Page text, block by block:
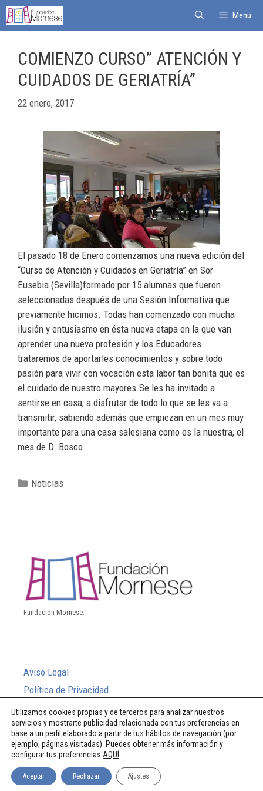
Menú
COMIENZO CURSO” ATENCIÓN Y
CUIDADOS DE GERIATRÍA”
22 enero, 2017
El pasado 18 de Enero comenzamos una nueva edición del
“Curso de Atención y Cuidados en Geriatría” en Sor
Eusebia (Sevilla)formado por 15 alumnas que fueron
seleccionadas después de una Sesión Informativa que
previamente hicimos. Todas han comenzado con mucha
ilusión y entusiasmo en ésta nueva etapa en la que van
aprender una nueva profesión y los Educadores
trataremos de aportarles conocimientos y sobre todo
pasión para vivir con vocación esta labor tan bonita que es
el cuidado de nuestro mayores.Se les ha invitado a
sentirse en casa, a disfrutar de todo lo que se les va a
transmitir, sabiendo además que empiezan en un mes muy
importante para una casa salesiana como es la nuestra, el
mes de D. Bosco.
Noticias
Fundacion Mornese.
Aviso Legal
Política de Privacidad
Política de Cookies
Sistema Interno de Información
© 2026 Fundación Mornese
Utilizamos cookies propias y de terceros para analizar nuestros
servicios y mostrarte publicidad relacionada con tus preferencias en
base a un perfil elaborado a partir de tus hábitos de navegación (por
ejemplo, páginas visitadas). Puedes obtener más información y
configurar tus preferencias AQUÍ
Aceptar Rechazar Ajustes